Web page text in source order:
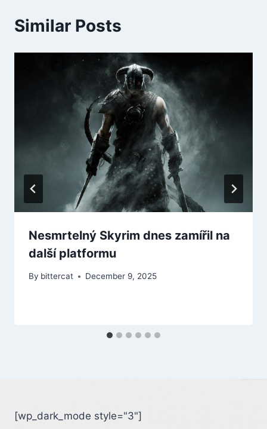
Similar Posts
Nesmrtelný Skyrim dnes zamířil na
další platformu
By bittercat December 9, 2025
[wp_dark_mode style="3"]